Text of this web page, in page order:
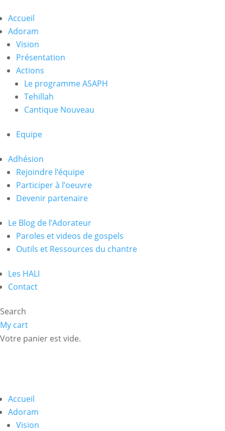
Accueil
Adoram
Vision
Présentation
Actions
Le programme ASAPH
Tehillah
Cantique Nouveau
Equipe
Adhésion
Rejoindre l’équipe
Participer à l’oeuvre
Devenir partenaire
Le Blog de l’Adorateur
Paroles et videos de gospels
Outils et Ressources du chantre
Les HALI
Contact
Search
My cart
Votre panier est vide.
Accueil
Adoram
Vision